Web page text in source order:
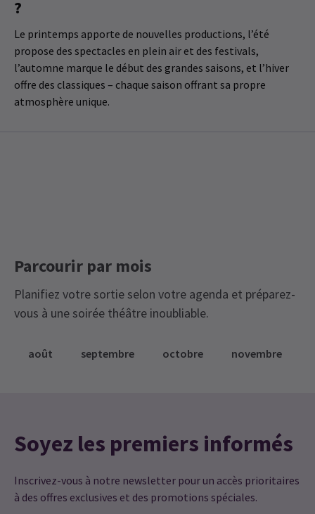
?
Le printemps apporte de nouvelles productions, l’été
propose des spectacles en plein air et des festivals,
l’automne marque le début des grandes saisons, et l’hiver
offre des classiques – chaque saison offrant sa propre
atmosphère unique.
Parcourir par mois
Planifiez votre sortie selon votre agenda et préparez-
vous à une soirée théâtre inoubliable.
août septembre octobre novembre
Soyez les premiers informés
Inscrivez-vous à notre newsletter pour un accès prioritaires
à des offres exclusives et des promotions spéciales.